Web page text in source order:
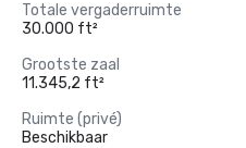
Totale vergaderruimte
30.000 ft²
Grootste zaal
11.345,2 ft²
Ruimte (privé)
Beschikbaar